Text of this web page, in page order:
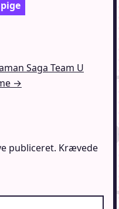
pige
Saga Team U
→
publiceret. Krævede